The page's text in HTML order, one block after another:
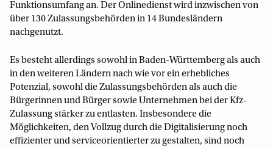
Funktionsumfang an. Der Onlinedienst wird inzwischen von
über 130 Zulassungsbehörden in 14 Bundesländern
nachgenutzt.
Es besteht allerdings sowohl in Baden-Württemberg als auch
in den weiteren Ländern nach wie vor ein erhebliches
Potenzial, sowohl die Zulassungsbehörden als auch die
Bürgerinnen und Bürger sowie Unternehmen bei der Kfz-
Zulassung stärker zu entlasten. Insbesondere die
Möglichkeiten, den Vollzug durch die Digitalisierung noch
effizienter und serviceorientierter zu gestalten, sind noch